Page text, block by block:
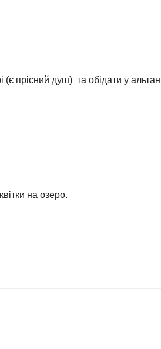
прісний душ) та обідати у
на озеро.